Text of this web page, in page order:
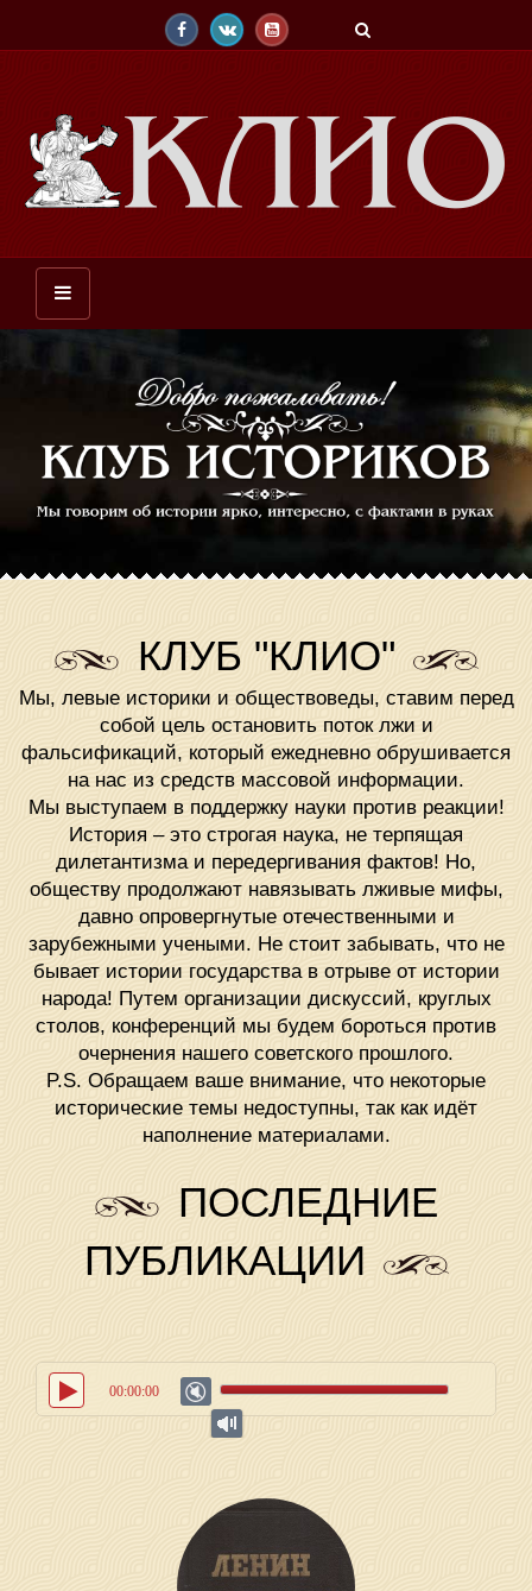
КЛУБ "КЛИО"
Мы, левые историки и обществоведы, ставим перед
собой цель остановить поток лжи и
фальсификаций, который ежедневно обрушивается
на нас из средств массовой информации.
Мы выступаем в поддержку науки против реакции!
История – это строгая наука, не терпящая
дилетантизма и передергивания фактов! Но,
обществу продолжают навязывать лживые мифы,
давно опровергнутые отечественными и
зарубежными учеными. Не стоит забывать, что не
бывает истории государства в отрыве от истории
народа! Путем организации дискуссий, круглых
столов, конференций мы будем бороться против
очернения нашего советского прошлого.
P.S. Обращаем ваше внимание, что некоторые
исторические темы недоступны, так как идёт
наполнение материалами.
ПОСЛЕДНИЕ
ПУБЛИКАЦИИ
00:00:00